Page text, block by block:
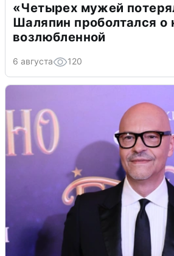
«Четырех мужей
Шаляпин проболтался о
возлюбленной
6 августа 120